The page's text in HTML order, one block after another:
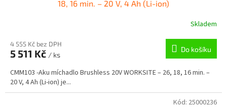
R
M
A
18, 16 min. – 20 V, 4 Ah (Li-ion)
Skladem
4 555 Kč bez DPH
5 511 Kč / ks
Do košíku
CMM103 -Aku míchadlo Brushless 20V WORKSITE – 26, 18, 16 min. –
20 V, 4 Ah (Li-ion) je...
Kód: 25000236